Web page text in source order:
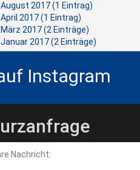
August 2017 (1 Eintrag)
April 2017 (1 Eintrag)
März 2017 (2 Einträge)
Januar 2017 (2 Einträge)
Instagram